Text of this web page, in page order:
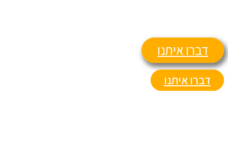
דברו איתנו
דברו איתנו